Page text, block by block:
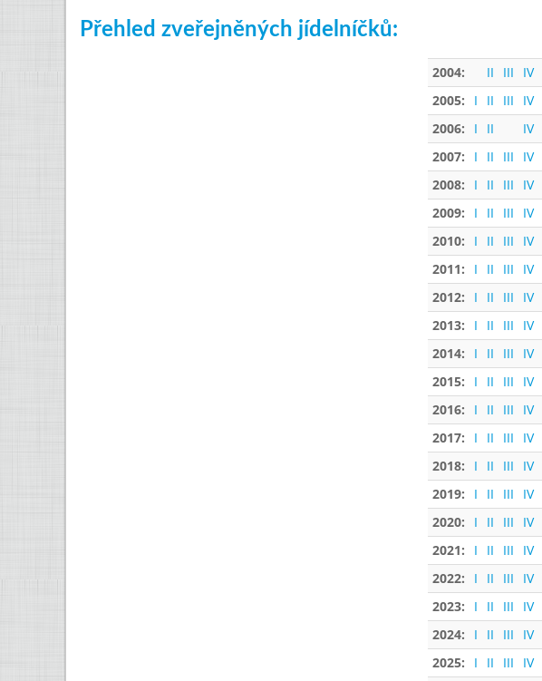
Přehled zveřejněných jídelníčků:
2004: II III IV
2005:
I II III IV
2006:
I II IV
2007:
I II III IV
2008:
I II III IV
2009:
I II III IV
2010:
I II III IV
2011:
I II III IV
2012:
I II III IV
2013:
I II III IV
2014:
I II III IV
2015:
I II III IV
2016:
I II III IV
2017:
I II III IV
2018:
I II III IV
2019:
I II III IV
2020:
I II III IV
2021:
I II III IV
2022:
I II III IV
2023:
I II III IV
2024:
I II III IV
2025:
I II III IV